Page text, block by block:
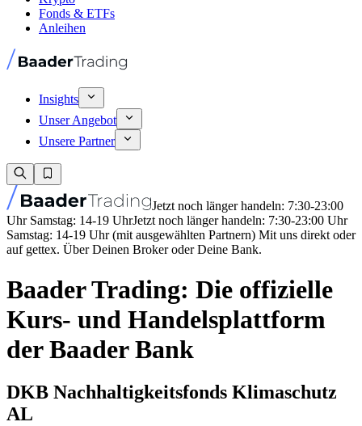
Fonds & ETFs
Anleihen
Insights
Unser Angebot
Unsere Partner
Jetzt noch länger handeln: 7:30-23:00
Uhr Samstag: 14-19 UhrJetzt noch länger handeln: 7:30-23:00 Uhr
Samstag: 14-19 Uhr (mit ausgewählten Partnern) Mit uns direkt oder
auf gettex. Über Deinen Broker oder Deine Bank.
Baader Trading: Die offizielle
Kurs- und Handelsplattform
der Baader Bank
DKB Nachhaltigkeitsfonds Klimaschutz
AL